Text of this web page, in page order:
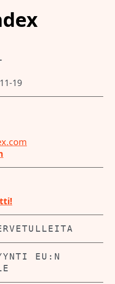
19
EU:N